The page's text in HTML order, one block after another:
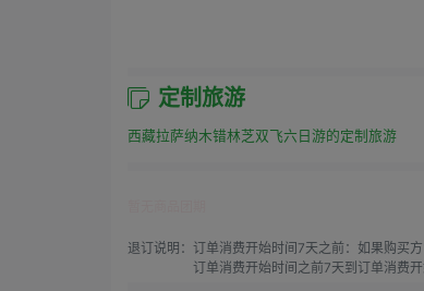
定制旅游
西藏拉萨纳木错林芝双飞六日游的定制旅游
退订说明： 订单消费开始时间7天之前：如果购买
订单消费开始时间之前7天到订单消费